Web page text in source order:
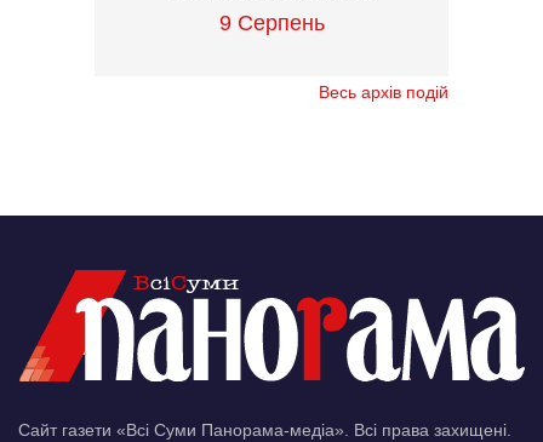
9 Серпень
Весь архів подій
Сайт газети «Всі Суми Панорама-медіа». Всі права захищені.